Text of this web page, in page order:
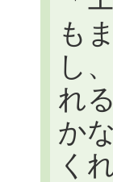
も
し
れ
か
く